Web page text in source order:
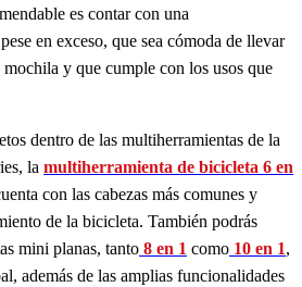
es contar con una
en exceso, que sea cómoda de llevar
y que cumple con los usos que
dentro de las multiherramientas de la
la multiherramienta de bicicleta 6 en
con las cabezas más comunes y
de la bicicleta. También podrás
mini planas, tanto 8 en 1 como 10 en 1,
además de las amplias funcionalidades